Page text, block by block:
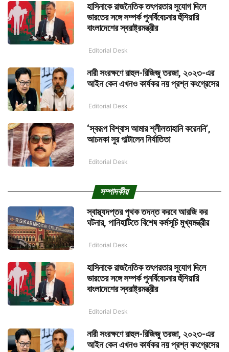
হাসিনাকে রাজনৈতিক তৎপরতার সুযোগ দিলে
ভারতের সঙ্গে সম্পর্ক পুনর্বিবেচনার হুঁশিয়ারি
বাংলাদেশের স্বরাষ্ট্রমন্ত্রীর
Editorial Desk
নারী সংরক্ষণে রাহুল-রিজিজু তরজা, ২০২৩-এর
আইন কেন এখনও কার্যকর নয় প্রশ্ন কংগ্রেসের
Editorial Desk
‘স্বরূপ বিশ্বাস আমার শ্লীলতাহানি করেননি’,
আচমকা সুর পাল্টালেন নির্যাতিতা
Editorial Desk
সম্পাদকীয়
স্বাস্থ্যদপ্তর পৃথক তদন্ত করবে আরজি কর
ঘটনার, পানিহাটিতে বিশেষ কর্মসূচি মুখ্যমন্ত্রীর
Editorial Desk
হাসিনাকে রাজনৈতিক তৎপরতার সুযোগ দিলে
ভারতের সঙ্গে সম্পর্ক পুনর্বিবেচনার হুঁশিয়ারি
বাংলাদেশের স্বরাষ্ট্রমন্ত্রীর
Editorial Desk
নারী সংরক্ষণে রাহুল-রিজিজু তরজা, ২০২৩-এর
আইন কেন এখনও কার্যকর নয় প্রশ্ন কংগ্রেসের